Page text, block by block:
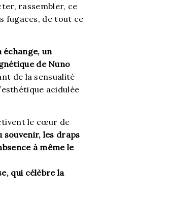
rassembler, ce
fugaces, de tout ce
un
de Nuno
de la sensualité
acidulée
le cœur de
souvenir, les draps
à même le
qui célèbre la